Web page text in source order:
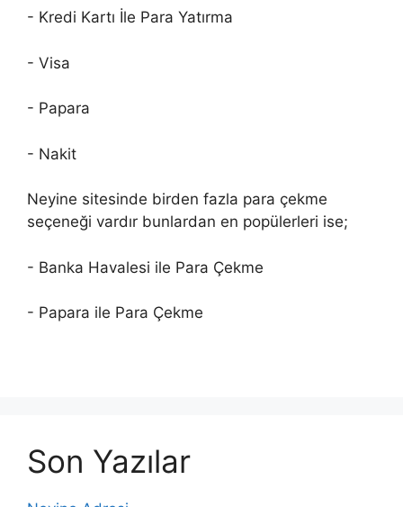
- Kredi Kartı İle Para Yatırma
- Visa
- Papara
- Nakit
Neyine sitesinde birden fazla para çekme
seçeneği vardır bunlardan en popülerleri ise;
- Banka Havalesi ile Para Çekme
- Papara ile Para Çekme
Son Yazılar